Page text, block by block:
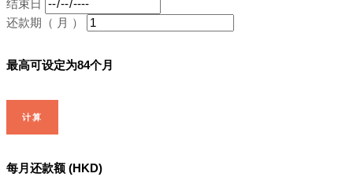
结束日
还款期（ 月 ）
最高可设定为84个月
计算
每月还款额 (HKD)